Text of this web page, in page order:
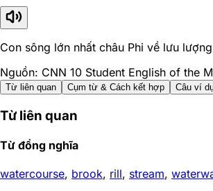
Con sông lớn nhất châu Phi về lưu
Nguồn: CNN 10 Student English of the
Từ liên quan Cụm từ & Cách kết hợp Câu ví
Từ liên quan
Từ đồng nghĩa
watercourse, brook, rill, stream,